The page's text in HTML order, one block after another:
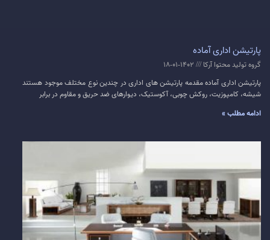
پارتیشن اداری آماده
گروه تولید محتوا آرکا
پارتیشن اداری آماده مقدمه پارتیشن های اداری در چندین نوع مختلف موجود هستند
شیشه، کامپوزیت، روکش چوبی، آکوستیک، دیوارهای ضد حریق و مقاوم در برابر
ادامه مطلب »